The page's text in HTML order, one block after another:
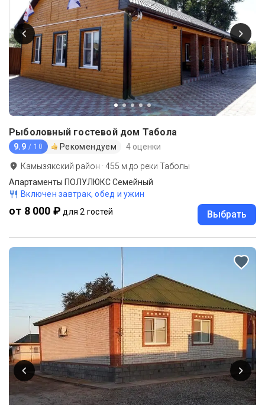
Рыболовный гостевой дом Табола
9.9 / 10 Рекомендуем 4 оценки
Камызякский район ·455 м до реки Таболы
Апартаменты ПОЛУЛЮКС Семейный
Включен завтрак, обед и ужин
от 8 000 ₽ для 2 гостей Выбрать